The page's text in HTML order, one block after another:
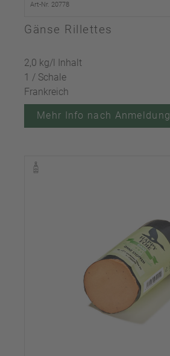
Art-Nr. 20778
Gänse Rillettes
2,0 kg/l Inhalt
1 / Schale
Frankreich
Mehr Info nach Anmeldung